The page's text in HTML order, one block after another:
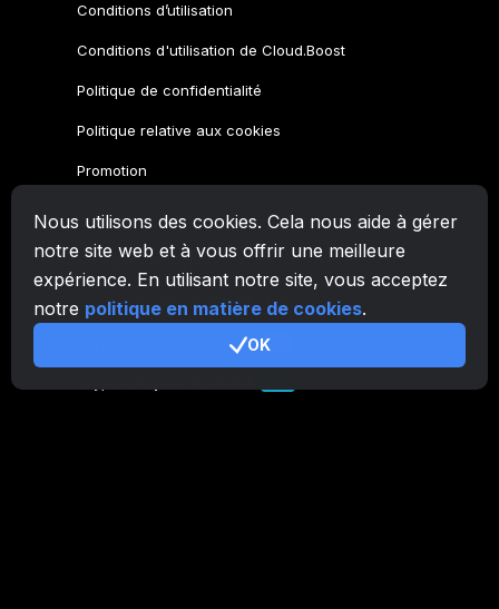
Nous utilisons des cookies. Cela nous aide à gérer
notre site web et à vous offrir une meilleure
expérience. En utilisant notre site, vous acceptez
notre politique en matière de cookies.
OK
Conditions d’utilisation
Conditions d'utilisation de Cloud.Boost
Politique de confidentialité
Politique relative aux cookies
Promotion
Famille CryptoTab
Navigateur CryptoTab
CryptoTabpour Android MAX
pour Android PRO